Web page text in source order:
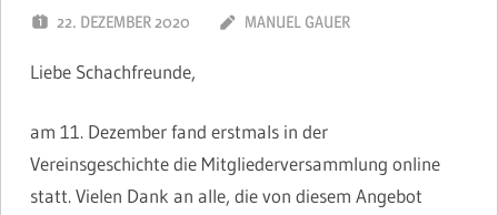
22. DEZEMBER 2020 MANUEL GAUER
Liebe Schachfreunde,
am 11. Dezember fand erstmals in der
Vereinsgeschichte die Mitgliederversammlung online
statt. Vielen Dank an alle, die von diesem Angebot